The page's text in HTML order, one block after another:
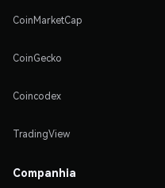
CoinMarketCap
CoinGecko
Coincodex
TradingView
Companhia